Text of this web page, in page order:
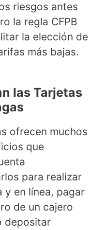
riesgos antes
la regla CFPB
la elección de
más bajas.
las Tarjetas
ofrecen muchos
que
para realizar
y en línea, pagar
de un cajero
depositar